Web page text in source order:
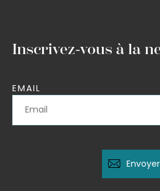
Inscrivez-vous à la
EMAIL